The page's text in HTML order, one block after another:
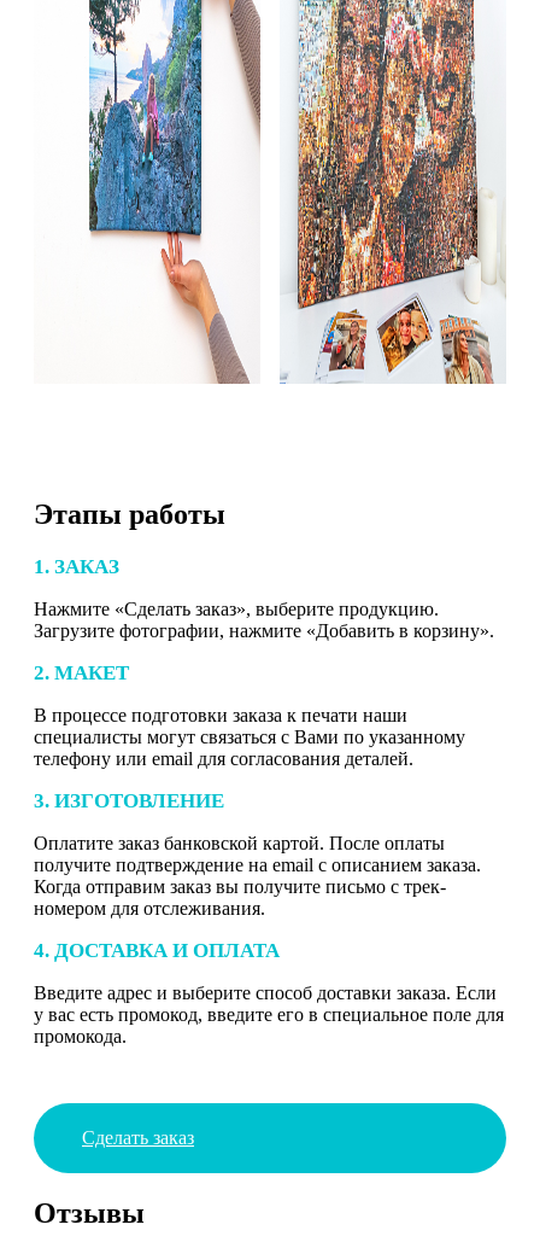
Этапы работы
1. ЗАКАЗ
Нажмите «Сделать заказ», выберите продукцию.
Загрузите фотографии, нажмите «Добавить в корзину».
2. МАКЕТ
В процессе подготовки заказа к печати наши
специалисты могут связаться с Вами по указанному
телефону или email для согласования деталей.
3. ИЗГОТОВЛЕНИЕ
Оплатите заказ банковской картой. После оплаты
получите подтверждение на email с описанием заказа.
Когда отправим заказ вы получите письмо с трек-
номером для отслеживания.
4. ДОСТАВКА И ОПЛАТА
Введите адрес и выберите способ доставки заказа. Если
у вас есть промокод, введите его в специальное поле для
промокода.
Сделать заказ
Отзывы